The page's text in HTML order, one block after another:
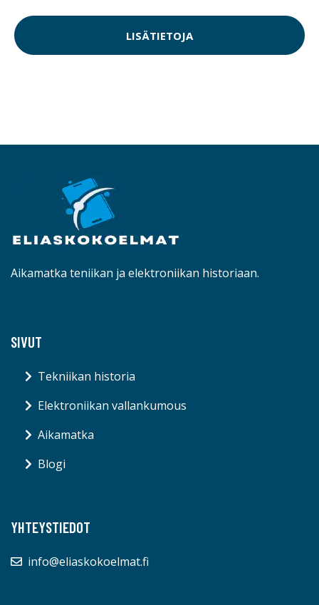
LISÄTIETOJA
Aikamatka teniikan ja elektroniikan historiaan.
SIVUT
Tekniikan historia
Elektroniikan vallankumous
Aikamatka
Blogi
YHTEYSTIEDOT
info@eliaskokoelmat.fi